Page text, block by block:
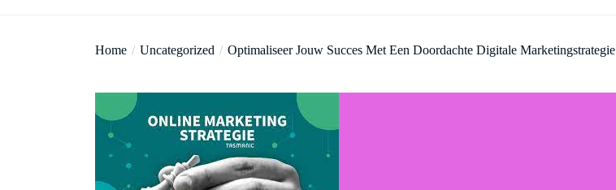
Home Uncategorized Optimaliseer Jouw Succes Met Een Doordachte Digitale Marketingstrategie